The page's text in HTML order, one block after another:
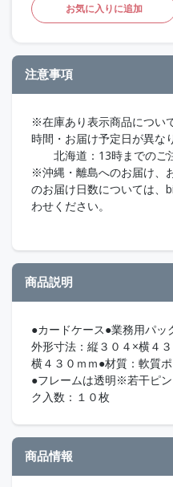
お気に入りに追加
注意事項
※在庫あり表示商品につい
時間・お届け予定日が異な
北海道：13時までのご
※沖縄・離島へのお届け、
のお届け日数については、
わせください。
商品説明
●カードケース●業務用パ
外形寸法：縦３０４×横４
横４３０ｍｍ●材質：軟質
●フレームは透明※若干ピ
ク入数：１０枚
商品情報